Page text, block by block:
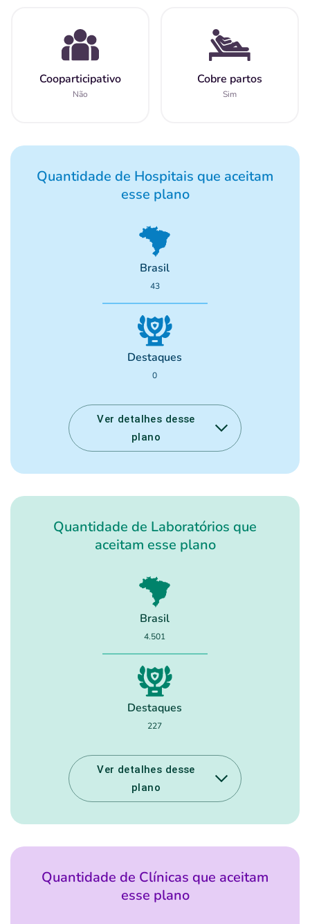
Cooparticipativo
Não
Cobre partos
Sim
Quantidade de Hospitais que aceitam
esse plano
Brasil
43
Destaques
0
Ver detalhes desse
plano
Quantidade de Laboratórios que
aceitam esse plano
Brasil
4.501
Destaques
227
Ver detalhes desse
plano
Quantidade de Clínicas que aceitam
esse plano
região
Plano Individual / Familiar
Por que precisamos do seu CEP